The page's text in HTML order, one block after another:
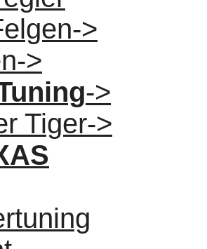
>
>
->
Tiger->